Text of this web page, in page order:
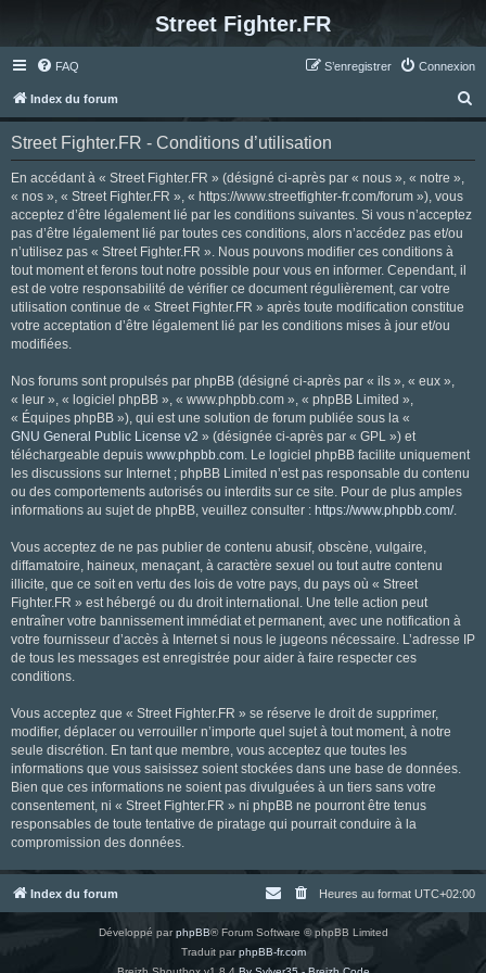
Street Fighter.FR
FAQ Connexion
S’enregistrer
Index du forum
e
Street Fighter.FR - Conditions d’utilisation
En accédant à « Street Fighter.FR » (désigné ci-après par « nous », « notre »,
« nos », « Street Fighter.FR », « https://www.streetfighter-fr.com/forum »), vous
acceptez d’être légalement lié par les conditions suivantes. Si vous n’acceptez
pas d’être légalement lié par toutes ces conditions, alors n’accédez pas et/ou
n’utilisez pas « Street Fighter.FR ». Nous pouvons modifier ces conditions à
tout moment et ferons tout notre possible pour vous en informer. Cependant, il
est de votre responsabilité de vérifier ce document régulièrement, car votre
utilisation continue de « Street Fighter.FR » après toute modification constitue
votre acceptation d’être légalement lié par les conditions mises à jour et/ou
modifiées.
Nos forums sont propulsés par phpBB (désigné ci-après par « ils », « eux »,
« leur », « logiciel phpBB », « www.phpbb.com », « phpBB Limited »,
« Équipes phpBB »), qui est une solution de forum publiée sous la «
GNU General Public License v2 » (désignée ci-après par « GPL ») et
téléchargeable depuis www.phpbb.com. Le logiciel phpBB facilite uniquement
les discussions sur Internet ; phpBB Limited n’est pas responsable du contenu
ou des comportements autorisés ou interdits sur ce site. Pour de plus amples
informations au sujet de phpBB, veuillez consulter : https://www.phpbb.com/.
Vous acceptez de ne pas publier de contenu abusif, obscène, vulgaire,
diffamatoire, haineux, menaçant, à caractère sexuel ou tout autre contenu
illicite, que ce soit en vertu des lois de votre pays, du pays où « Street
Fighter.FR » est hébergé ou du droit international. Une telle action peut
entraîner votre bannissement immédiat et permanent, avec une notification à
votre fournisseur d’accès à Internet si nous le jugeons nécessaire. L’adresse IP
de tous les messages est enregistrée pour aider à faire respecter ces
conditions.
Vous acceptez que « Street Fighter.FR » se réserve le droit de supprimer,
modifier, déplacer ou verrouiller n’importe quel sujet à tout moment, à notre
seule discrétion. En tant que membre, vous acceptez que toutes les
informations que vous saisissez soient stockées dans une base de données.
Bien que ces informations ne soient pas divulguées à un tiers sans votre
consentement, ni « Street Fighter.FR » ni phpBB ne pourront être tenus
responsables de toute tentative de piratage qui pourrait conduire à la
compromission des données.
Index du forum Heures au format UTC+02:00
Développé parphpBB® Forum Software © phpBB Limited
Traduit parphpBB-fr.com